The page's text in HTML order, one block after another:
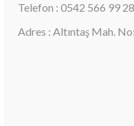
Telefon : 0542 566 99 28
Adres : Altıntaş Mah.